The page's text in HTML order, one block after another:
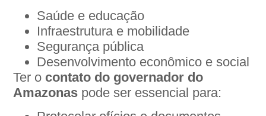
Saúde e educação
Infraestrutura e mobilidade
Segurança pública
Desenvolvimento econômico e social
Ter o contato do governador do
Amazonas pode ser essencial para: